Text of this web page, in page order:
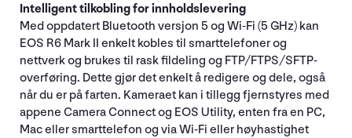
Intelligent tilkobling for innholdslevering
Med oppdatert Bluetooth versjon 5 og Wi-Fi (5 GHz) kan
EOS R6 Mark II enkelt kobles til smarttelefoner og
nettverk og brukes til rask fildeling og FTP/FTPS/SFTP-
overføring. Dette gjør det enkelt å redigere og dele, også
når du er på farten. Kameraet kan i tillegg fjernstyres med
appene Camera Connect og EOS Utility, enten fra en PC,
Mac eller smarttelefon og via Wi-Fi eller høyhastighet